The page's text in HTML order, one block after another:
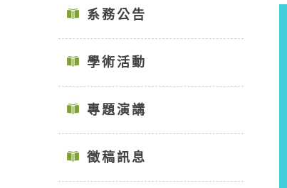
系務公告
學術活動
專題演講
徵稿訊息